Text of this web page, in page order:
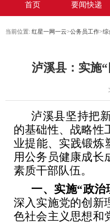
首页 要闻快递
当前位置: 红星一网一云>公务员工作>综
泸溪县：实施
泸溪县坚持把
的基础性、战略性
业提能、实践锻炼
用公务员健康成长
素质干部队伍。
一、实施“政
深入实施党的创新
色社会主义思想和